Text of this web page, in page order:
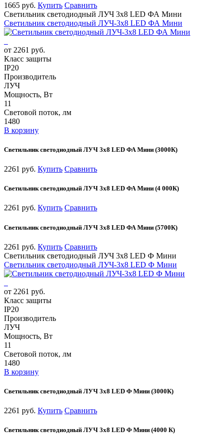
1665 руб. Купить Сравнить
Светильник светодиодный ЛУЧ 3х8 LED ФА Мини
Светильник светодиодный ЛУЧ-3х8 LED ФА Мини
от 2261 руб.
Класс защиты
IP20
Производитель
ЛУЧ
Мощность, Вт
11
Световой поток, лм
1480
В корзину
Светильник светодиодный ЛУЧ 3х8 LED ФА Мини (3000К)
2261 руб. Купить Сравнить
Светильник светодиодный ЛУЧ 3х8 LED ФА Мини (4 000К)
2261 руб. Купить Сравнить
Светильник светодиодный ЛУЧ 3х8 LED ФА Мини (5700К)
2261 руб. Купить Сравнить
Светильник светодиодный ЛУЧ 3х8 LED Ф Мини
Светильник светодиодный ЛУЧ-3х8 LED Ф Мини
от 2261 руб.
Класс защиты
IP20
Производитель
ЛУЧ
Мощность, Вт
11
Световой поток, лм
1480
В корзину
Светильник светодиодный ЛУЧ 3х8 LED Ф Мини (3000К)
2261 руб. Купить Сравнить
Светильник светодиодный ЛУЧ 3х8 LED Ф Мини (4000 К)